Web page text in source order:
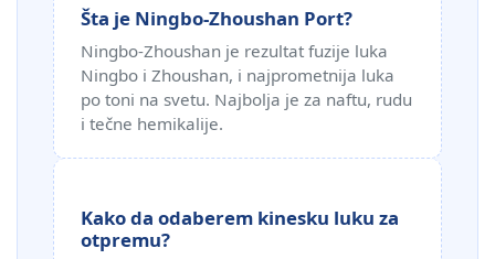
Šta je Ningbo-Zhoushan Port?
Ningbo-Zhoushan je rezultat fuzije luka
Ningbo i Zhoushan, i najprometnija luka
po toni na svetu. Najbolja je za naftu, rudu
i tečne hemikalije.
Kako da odaberem kinesku luku za
otpremu?